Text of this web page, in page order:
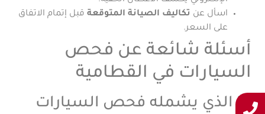
اسأل عن تكاليف الصيانة المتوقعة قبل إتمام الاتفاق
على السعر.
أسئلة شائعة عن فحص
السيارات في القطامية
ما الذي يشمله فحص السيارات